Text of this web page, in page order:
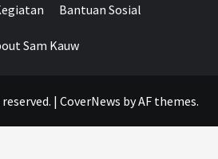
Bantuan Sosial
Sam Kauw
| CoverNews by AF themes.